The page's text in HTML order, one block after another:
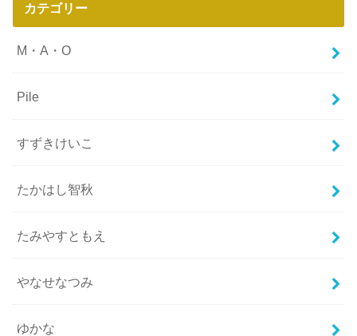
カテゴリー
M・A・O
Pile
すずきけいこ
たかはし智秋
たみやすともえ
やなせなつみ
ゆかな